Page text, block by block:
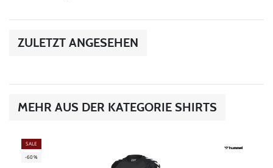
ZULETZT ANGESEHEN
MEHR AUS DER KATEGORIE SHIRTS
SALE
-60%